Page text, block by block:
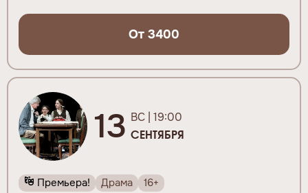
От 3400
13 ВС | 19:00
СЕНТЯБРЯ
Премьера! Драма 16+